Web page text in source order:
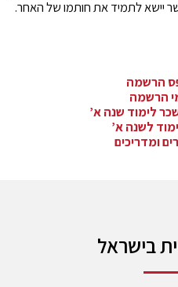
יישא לתמיד את חותמו של האחר.
הרשמה
הרשמה
לימוד שנה א’
לשנה א’
ומדריכים
בישראל